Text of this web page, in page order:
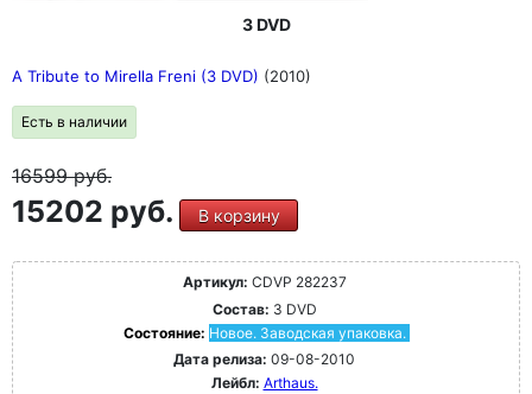
3 DVD
A Tribute to Mirella Freni (3 DVD) (2010)
Есть в наличии
16599руб.
15202 руб. В корзину
Артикул: CDVP 282237
Состав: 3 DVD
Состояние: Новое. Заводская упаковка.
Дата релиза: 09-08-2010
Лейбл: Arthaus.